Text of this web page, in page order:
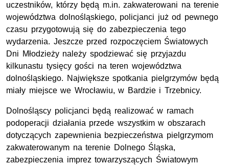
uczestników, którzy będą m.in. zakwaterowani na terenie
województwa dolnośląskiego, policjanci już od pewnego
czasu przygotowują się do zabezpieczenia tego
wydarzenia. Jeszcze przed rozpoczęciem Światowych
Dni Młodzieży należy spodziewać się przyjazdu
kilkunastu tysięcy gości na teren województwa
dolnośląskiego. Największe spotkania pielgrzymów będą
miały miejsce we Wrocławiu, w Bardzie i Trzebnicy.
Dolnośląscy policjanci będą realizować w ramach
podoperacji działania przede wszystkim w obszarach
dotyczących zapewnienia bezpieczeństwa pielgrzymom
zakwaterowanym na terenie Dolnego Śląska,
zabezpieczenia imprez towarzyszących Światowym